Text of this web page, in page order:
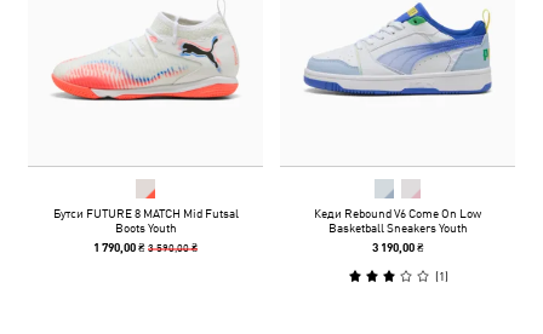
Бутси FUTURE 8 MATCH Mid Futsal
Boots Youth
1 790,00 ₴3 590,00 ₴
Кеди Rebound V6 Come On Low
Basketball Sneakers Youth
3 190,00 ₴
(1)